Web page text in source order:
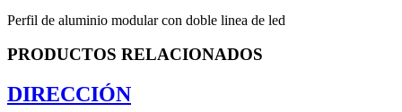
Perfil de aluminio modular con doble linea de led
PRODUCTOS RELACIONADOS
DIRECCIÓN